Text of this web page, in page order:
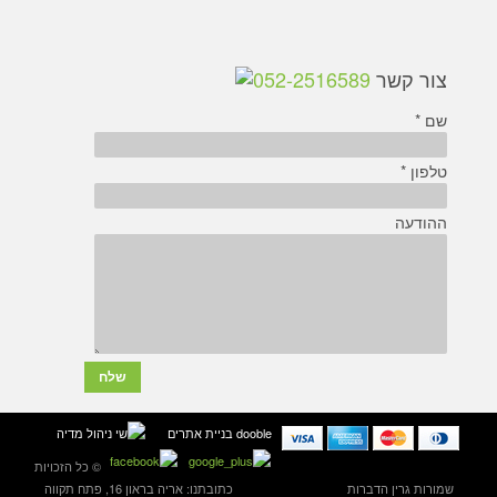
צור קשר 052-2516589
שם *
טלפון *
ההודעה
dooble בניית אתרים
© כל הזכויות
שמורות גרין הדברות
כתובתנו: אריה בראון 16, פתח תקווה